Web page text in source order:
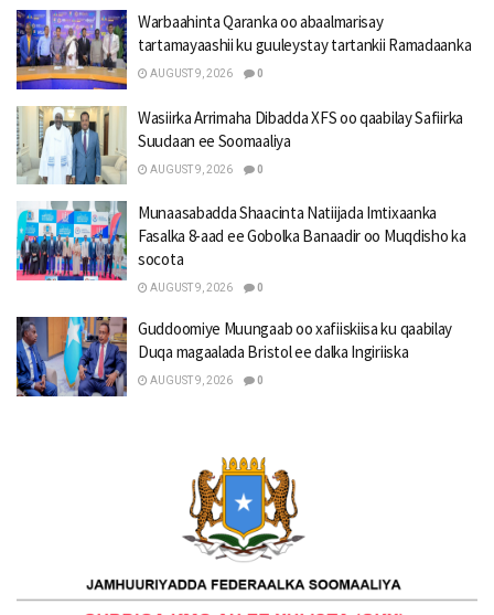
Warbaahinta Qaranka oo abaalmarisay
tartamayaashii ku guuleystay tartankii Ramadaanka
AUGUST 9, 2026 0
Wasiirka Arrimaha Dibadda XFS oo qaabilay Safiirka
Suudaan ee Soomaaliya
AUGUST 9, 2026 0
Munaasabadda Shaacinta Natiijada Imtixaanka
Fasalka 8-aad ee Gobolka Banaadir oo Muqdisho ka
socota
AUGUST 9, 2026 0
Guddoomiye Muungaab oo xafiiskiisa ku qaabilay
Duqa magaalada Bristol ee dalka Ingiriiska
AUGUST 9, 2026 0